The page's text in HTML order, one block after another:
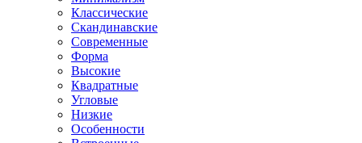
Классические
Скандинавские
Современные
Форма
Высокие
Квадратные
Угловые
Низкие
Особенности